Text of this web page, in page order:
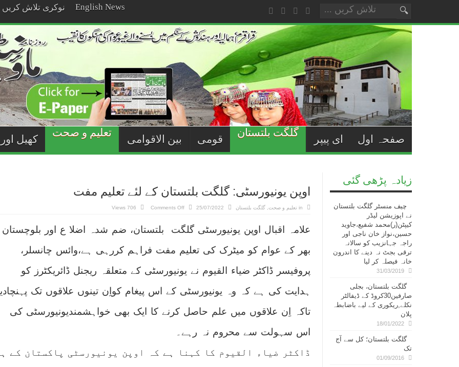
نوکری تلاش کریں English News
صفحہ اول ای پیپر
گلگت بلتستان
قومی بین الاقوامی
تعلیم و صحت
کھیل
اوپن یونیورسٹی: گلگت بلتستان کے لئے تعلیم مفت
in تعلیم و صحت گلگت بلتستان 25/07/2022
Comments Off
on
بلتستان
کے
تعلیم
مفت
706 Views
علامہ اقبال اوپن یونیورسٹی گلگت بلتستان، ضم شدہ اضلا ع اور بلوچستان
بھر کے عوام کو میٹرک کی تعلیم مفت فراہم کررہی ہے،وائس چانسلر،
پروفیسر ڈاکٹر ضیاء القیوم نے یونیورسٹی کے متعلقہ ریجنل ڈائریکٹرز کو
ہدایت کی ہے کہ وہ یونیورسٹی کے اس پیغام کواِن تینوں علاقوں تک
تاکہ اِن علاقوں میں علم حاصل کرنے کا ایک بھی خواہشمندیونیورسٹی کی
اس سہولت سے محروم نہ رہے۔
ڈاکٹر ضیاء القیوم کا کہنا ہے کہ اوپن یونیورسٹی پاکستان کے
زیادہ پڑھی گئی
چیف منسٹر گلگت بلتستان
نے اپوزیشن لیڈر
کیپٹن(ر)محمد شفیع،جاوید
حسین،نواز خان ناجی اور
راجہ جہانزیب کو سالانہ
ترقی بجٹ نہ دینے کا اندرون
خانہ فیصلہ کر لیا
31/03/2019
گلگت بلتستان، بجلی
صارفین30کروڈ کے ڈیفالٹر
نکلے,ریکوری کے لیے باضابطہ
پلان
18/01/2022
گلگت بلتستان؛ کل سے آج
تک
01/09/2016